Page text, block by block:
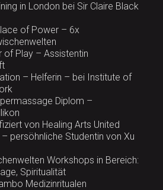
in London bei Sir Claire Black
of Power – 6x
of Play – Assistentin
– Helferin – bei Institute of
Diplom –
von Healing Arts United
persöhnliche Studentin von Xu
Workshops in Bereich:
Spiritualität
Medizinritualen